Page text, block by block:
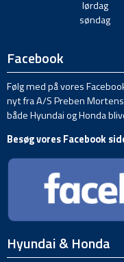
lørdag
søndag
Facebook
Følg med på vores
nyt fra A/S Preben
både Hyundai og Honda
Besøg vores Facebook
Hyundai & Honda